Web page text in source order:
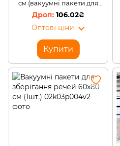
см (вакуумні пакети для
вакууматора)
106.02₴
Оптові ціни
Купити